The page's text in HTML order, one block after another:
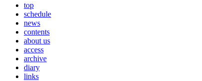
top
schedule
news
contents
about us
access
archive
diary
links